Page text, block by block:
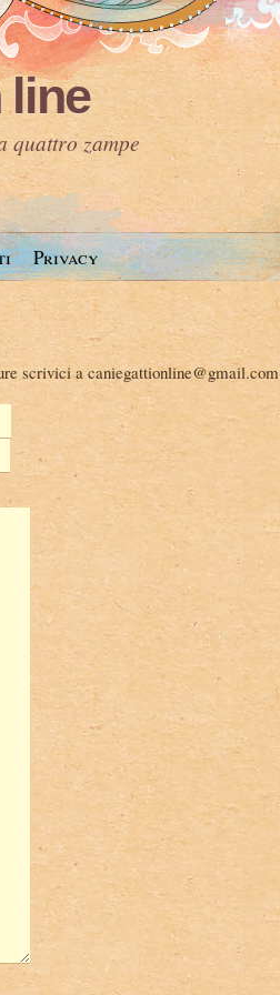
line
quattro zampe
Privacy
scrivici a caniegattionline@gmail.com